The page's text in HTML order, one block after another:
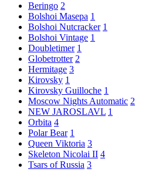
Beringo 2
Bolshoi Masepa 1
Bolshoi Nutcracker 1
Bolshoi Vintage 1
Doubletimer 1
Globetrotter 2
Hermitage 3
Kirovsky 1
Kirovsky Guilloche 1
Moscow Nights Automatic 2
NEW JAROSLAVL 1
Orbita 4
Polar Bear 1
Queen Viktoria 3
Skeleton Nicolai II 4
Tsars of Russia 3